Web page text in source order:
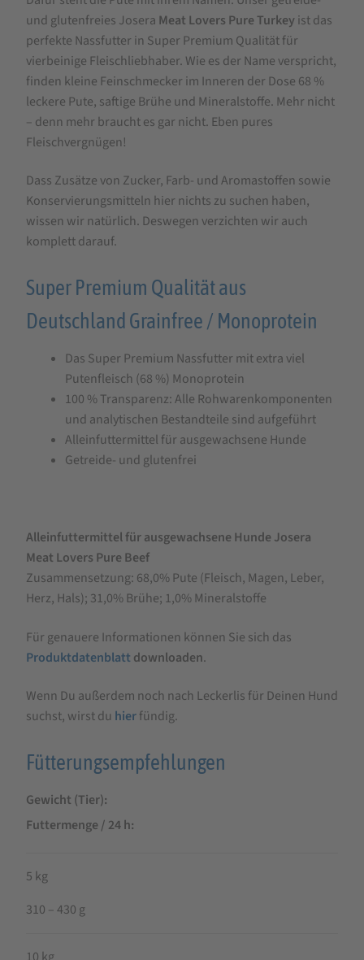
Meat
Lovers
Pure
Turkey
und glutenfreies Josera Meat Lovers Pure Turkey ist das
perfekte Nassfutter in Super Premium Qualität für
vierbeinige Fleischliebhaber. Wie es der Name verspricht,
finden kleine Feinschmecker im Inneren der Dose 68 %
leckere Pute, saftige Brühe und Mineralstoffe. Mehr nicht
– denn mehr braucht es gar nicht. Eben pures
Fleischvergnügen!
Dass Zusätze von Zucker, Farb- und Aromastoffen sowie
Konservierungsmitteln hier nichts zu suchen haben,
wissen wir natürlich. Deswegen verzichten wir auch
komplett darauf.
Super Premium Qualität aus
Deutschland Grainfree / Monoprotein
Das Super Premium Nassfutter mit extra viel
Putenfleisch (68 %) Monoprotein
100 % Transparenz: Alle Rohwarenkomponenten
und analytischen Bestandteile sind aufgeführt
Alleinfuttermittel für ausgewachsene Hunde
Getreide- und glutenfrei
Alleinfuttermittel für ausgewachsene Hunde Josera
Meat Lovers Pure Beef
Zusammensetzung: 68,0% Pute (Fleisch, Magen, Leber,
Herz, Hals); 31,0% Brühe; 1,0% Mineralstoffe
Für genauere Informationen können Sie sich das
Produktdatenblattdownloaden.
Wenn Du außerdem noch nach Leckerlis für Deinen Hund
suchst, wirst du hierfündig.
Fütterungsempfehlungen
Gewicht (Tier)
Futtermenge / 24 h
5 kg
310 – 430 g